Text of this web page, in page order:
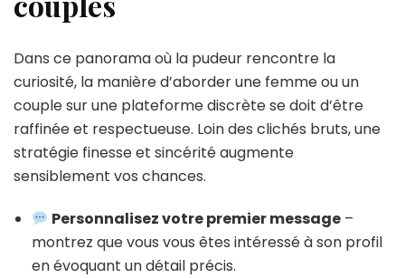
Dans ce panorama où la pudeur rencontre la
curiosité, la manière d’aborder une femme ou un
couple sur une plateforme discrète se doit d’être
raffinée et respectueuse. Loin des clichés bruts, une
stratégie finesse et sincérité augmente
sensiblement vos chances.
Personnalisez votre premier message –
montrez que vous vous êtes intéressé à son profil
en évoquant un détail précis.